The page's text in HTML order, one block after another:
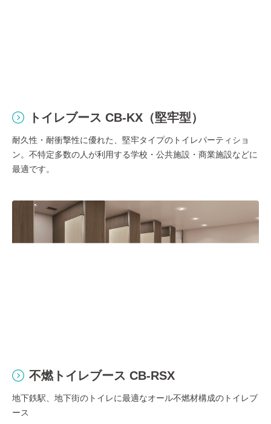
トイレブース CB-KX（堅牢型）
耐久性・耐衝撃性に優れた、堅牢タイプのトイレパーティショ
ン。不特定多数の人が利用する学校・公共施設・商業施設などに
最適です。
不燃トイレブース CB-RSX
地下鉄駅、地下街のトイレに最適なオール不燃材構成のトイレブ
ース